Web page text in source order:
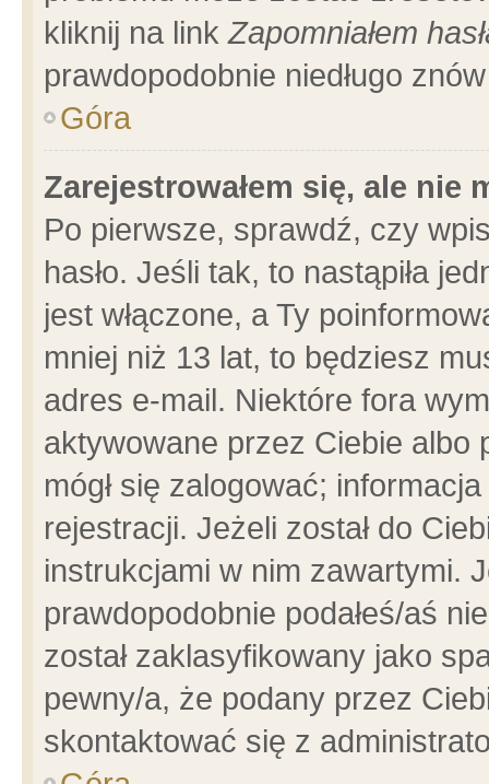
kliknij na linkZapomniałem
prawdopodobnie niedługo
Góra
Zarejestrowałem się, ale nie
Po pierwsze, sprawdź, czy
hasło. Jeśli tak, to nastąpiła
jest włączone, a Ty
mniej niż 13 lat, to będziesz
adres e-mail. Niektóre fora
aktywowane przez Ciebie albo
mógł się zalogować;
rejestracji. Jeżeli został do
instrukcjami w nim zawartymi.
prawdopodobnie podałeś/aś
został zaklasyfikowany jako
pewny/a, że podany przez
skontaktować się z